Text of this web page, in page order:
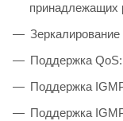
принадлежащих
Поддержка
Поддержка
Поддержка